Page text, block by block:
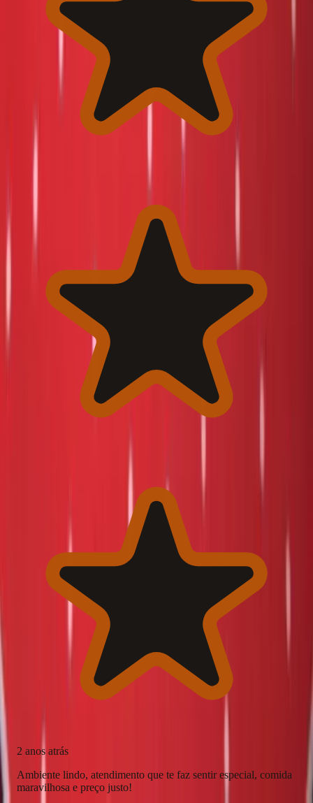
2 anos atrás
Ambiente lindo, atendimento que te faz sentir especial, comida
maravilhosa e preço justo!